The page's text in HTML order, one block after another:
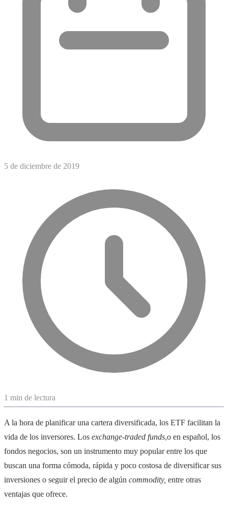
5 de diciembre de 2019
1 min de lectura
A la hora de planificar una cartera diversificada, los ETF facilitan la
vida de los inversores. Los exchange-traded funds,o en español, los
fondos negocios, son un instrumento muy popular entre los que
buscan una forma cómoda, rápida y poco costosa de diversificar sus
inversiones o seguir el precio de algún commodity, entre otras
ventajas que ofrece.